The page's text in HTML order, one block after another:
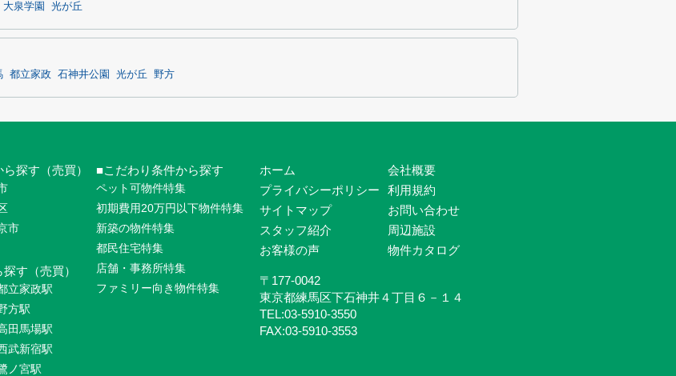
大泉学園 光が丘
都立家政 石神井公園 光が丘 野方
探す（売買）
市
す（売買）
立家政駅
方駅
田馬場駅
武新宿駅
ノ宮駅
こだわり条件から探す
ペット可物件特集
初期費用20万円以下物件特集
新築の物件特集
都民住宅特集
店舗・事務所特集
ファミリー向き物件特集
ホーム
会社概要
プライバシーポリシー
利用規約
サイトマップ
お問い合わせ
スタッフ紹介
周辺施設
お客様の声
物件カタログ
〒177-0042
東京都練馬区下石神井４丁目６－１４
TEL:03-5910-3550
FAX:03-5910-3553